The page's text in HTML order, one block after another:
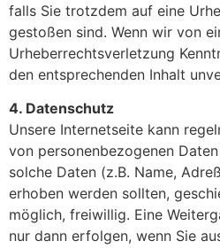
falls Sie trotzdem auf eine
gestoßen sind. Wenn wir von
Urheberrechtsverletzung
den entsprechenden Inhalt
4. Datenschutz
Unsere Internetseite kann
von personenbezogenen
solche Daten (z.B. Name,
erhoben werden sollten,
möglich, freiwillig. Eine
nur dann erfolgen, wenn Sie